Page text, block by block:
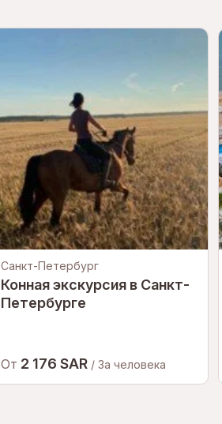
Санкт-Петербург
Конная экскурсия в Санкт-
Петербурге
От 2 176 SAR / За человека